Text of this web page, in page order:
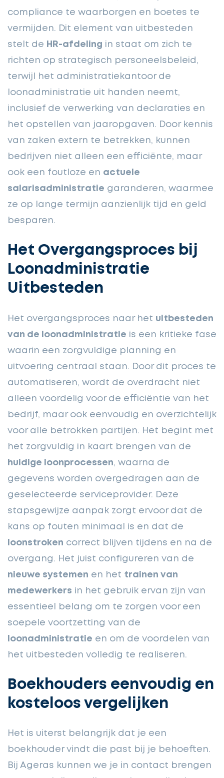
compliance te waarborgen en boetes te
vermijden. Dit element van uitbesteden
stelt de HR-afdeling in staat om zich te
richten op strategisch personeelsbeleid,
terwijl het administratiekantoor de
loonadministratie uit handen neemt,
inclusief de verwerking van declaraties en
het opstellen van jaaropgaven. Door kennis
van zaken extern te betrekken, kunnen
bedrijven niet alleen een efficiënte, maar
ook een foutloze en actuele
salarisadministratie garanderen, waarmee
ze op lange termijn aanzienlijk tijd en geld
besparen.
Het Overgangsproces bij
Loonadministratie
Uitbesteden
Het overgangsproces naar het uitbesteden
van de loonadministratie is een kritieke fase
waarin een zorgvuldige planning en
uitvoering centraal staan. Door dit proces te
automatiseren, wordt de overdracht niet
alleen voordelig voor de efficiëntie van het
bedrijf, maar ook eenvoudig en overzichtelijk
voor alle betrokken partijen. Het begint met
het zorgvuldig in kaart brengen van de
huidige loonprocessen, waarna de
gegevens worden overgedragen aan de
geselecteerde serviceprovider. Deze
stapsgewijze aanpak zorgt ervoor dat de
kans op fouten minimaal is en dat de
loonstroken correct blijven tijdens en na de
overgang. Het juist configureren van de
nieuwe systemen en het trainen van
medewerkers in het gebruik ervan zijn van
essentieel belang om te zorgen voor een
soepele voortzetting van de
loonadministratie en om de voordelen van
het uitbesteden volledig te realiseren.
Boekhouders eenvoudig en
kosteloos vergelijken
Het is uiterst belangrijk dat je een
boekhouder vindt die past bij je behoeften.
Bij Ageras kunnen we je in contact brengen